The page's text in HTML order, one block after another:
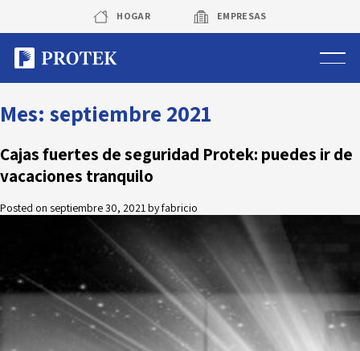
content
HOGAR EMPRESAS
Sistema de alarmas
Sistema de cámaras
Corredora de seguros
Sobre Protek
Mes: septiembre 2021
Cajas fuertes de seguridad Protek: puedes ir de
vacaciones tranquilo
Posted on septiembre 30, 2021byfabricio